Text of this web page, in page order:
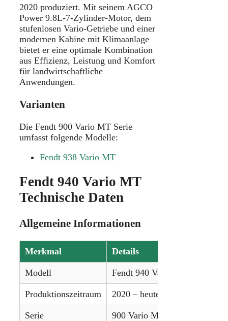
2020 produziert. Mit seinem AGCO
Power 9.8L-7-Zylinder-Motor, dem
stufenlosen Vario-Getriebe und einer
modernen Kabine mit Klimaanlage
bietet er eine optimale Kombination
aus Effizienz, Leistung und Komfort
für landwirtschaftliche
Anwendungen.
Varianten
Die Fendt 900 Vario MT Serie
umfasst folgende Modelle:
Fendt 938 Vario MT
Fendt 940 Vario MT
Technische Daten
Allgemeine Informationen
Merkmal Details
Modell Fendt 940 Vario MT
Produktionszeitraum 2020 – heute
Serie 900 Vario MT